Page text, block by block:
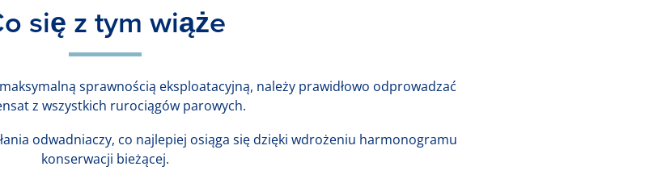
się z tym wiąże
sprawnością eksploatacyjną, należy prawidłowo odprowadzać
z wszystkich rurociągów parowych.
odwadniaczy, co najlepiej osiąga się dzięki wdrożeniu harmonogramu
konserwacji bieżącej.